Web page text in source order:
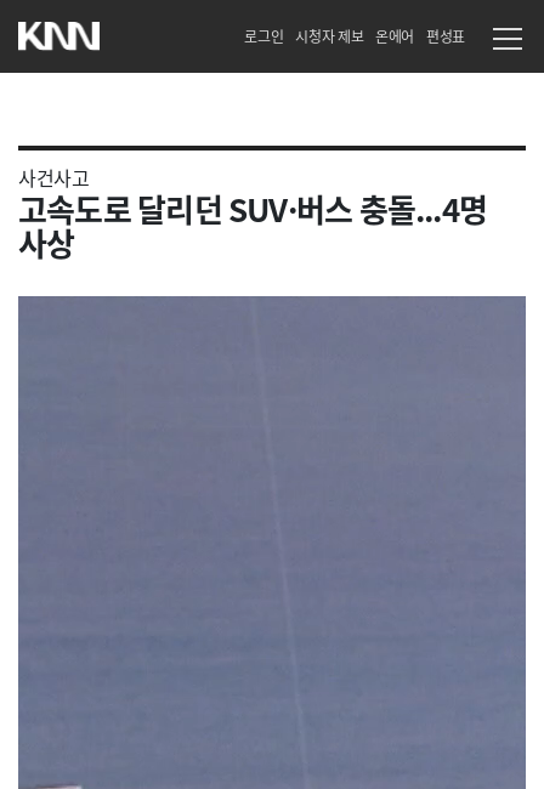
로그인 시청자 제보 온에어 편성표
사건사고
고속도로 달리던 SUV·버스 충돌...4명
사상